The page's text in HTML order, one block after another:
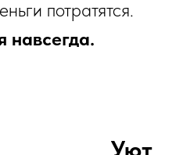
потратятся.
навсегда.
Уют